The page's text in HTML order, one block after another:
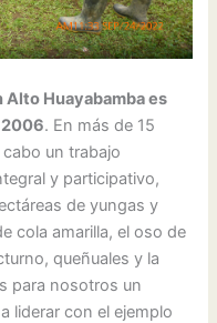
Huayabamba es
2006. En más de 15
un trabajo
y participativo,
de yungas y
cola amarilla, el oso de
queñuales y la
para nosotros un
liderar con el ejemplo